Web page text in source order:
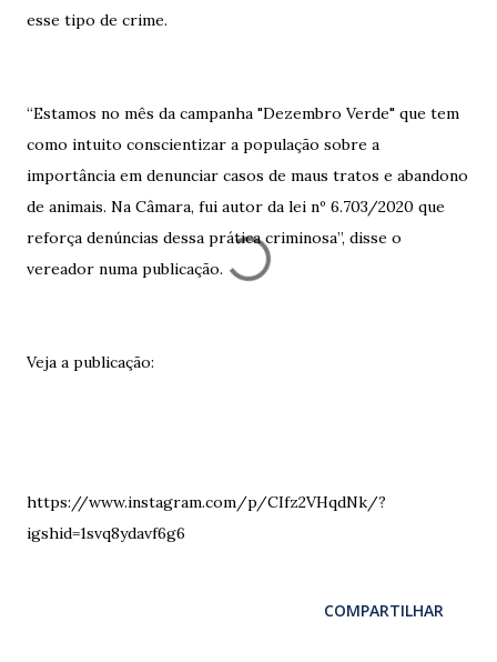
esse tipo de crime.
“Estamos no mês da campanha "Dezembro Verde" que tem
como intuito conscientizar a população sobre a
importância em denunciar casos de maus tratos e abandono
de animais. Na Câmara, fui autor da lei nº 6.703/2020 que
reforça denúncias dessa prática criminosa”, disse o
vereador numa publicação.
Veja a publicação:
https://www.instagram.com/p/CIfz2VHqdNk/?
igshid=1svq8ydavf6g6
COMPARTILHAR